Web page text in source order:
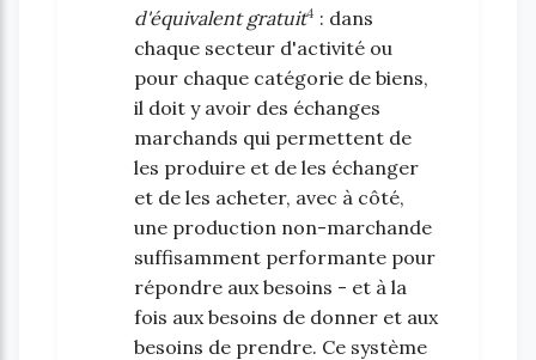
d'équivalent gratuit4 : dans
chaque secteur d'activité ou
pour chaque catégorie de biens,
il doit y avoir des échanges
marchands qui permettent de
les produire et de les échanger
et de les acheter, avec à côté,
une production non-marchande
suffisamment performante pour
répondre aux besoins - et à la
fois aux besoins de donner et aux
besoins de prendre. Ce système